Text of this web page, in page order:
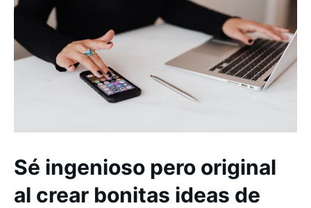
Sé ingenioso pero original
al crear bonitas ideas de